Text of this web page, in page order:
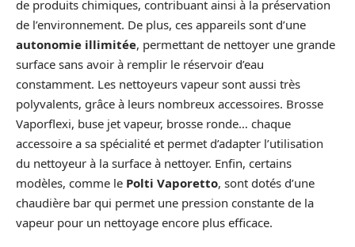
de produits chimiques, contribuant ainsi à la préservation
de l’environnement. De plus, ces appareils sont d’une
autonomie illimitée, permettant de nettoyer une grande
surface sans avoir à remplir le réservoir d’eau
constamment. Les nettoyeurs vapeur sont aussi très
polyvalents, grâce à leurs nombreux accessoires. Brosse
Vaporflexi, buse jet vapeur, brosse ronde… chaque
accessoire a sa spécialité et permet d’adapter l’utilisation
du nettoyeur à la surface à nettoyer. Enfin, certains
modèles, comme le Polti Vaporetto, sont dotés d’une
chaudière bar qui permet une pression constante de la
vapeur pour un nettoyage encore plus efficace.